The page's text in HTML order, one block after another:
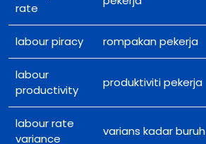
rate
labour piracy rompakan pekerja
labour
productivity
produktiviti pekerja
labour rate
variance
varians kadar buruh